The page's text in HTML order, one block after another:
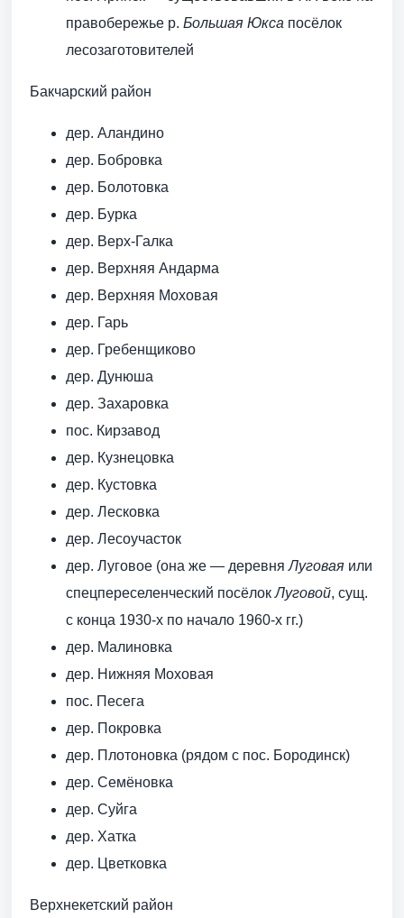
правобережье р. Большая Юкса посёлок
лесозаготовителей
Бакчарский район
дер. Аландино
дер. Бобровка
дер. Болотовка
дер. Бурка
дер. Верх-Галка
дер. Верхняя Андарма
дер. Верхняя Моховая
дер. Гарь
дер. Гребенщиково
дер. Дунюша
дер. Захаровка
пос. Кирзавод
дер. Кузнецовка
дер. Кустовка
дер. Лесковка
дер. Лесоучасток
дер. Луговое (она же — деревняЛуговая или
спецпереселенческий посёлокЛуговой, сущ.
с конца 1930-х по начало 1960-х гг.)
дер. Малиновка
дер. Нижняя Моховая
пос. Песега
дер. Покровка
дер. Плотоновка (рядом с пос. Бородинск)
дер. Семёновка
дер. Суйга
дер. Хатка
дер. Цветковка
Верхнекетский район